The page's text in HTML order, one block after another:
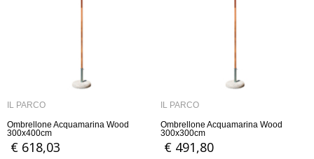
IL PARCO
Ombrellone Acquamarina Wood
300x400cm
€ 618,03
IL PARCO
Ombrellone Acquamarina Wood
300x300cm
€ 491,80